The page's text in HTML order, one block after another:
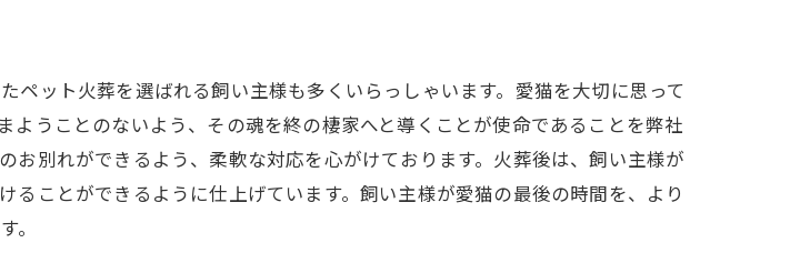
ット火葬を選ばれる飼い主様も多くいらっしゃいます。愛猫を大切に思って
うことのないよう、その魂を終の棲家へと導くことが使命であることを弊社
別れができるよう、柔軟な対応を心がけております。火葬後は、飼い主様が
ことができるように仕上げています。飼い主様が愛猫の最後の時間を、より
。